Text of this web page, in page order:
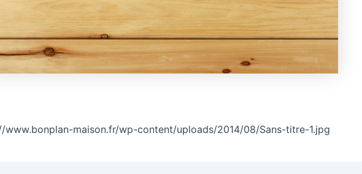
www.bonplan-maison.fr/wp-content/uploads/2014/08/Sans-titre-1.jpg